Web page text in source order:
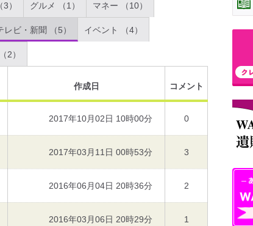
） グルメ （1） マネー （10）
レビ・新聞 （5） イベント （4）
2）
作成日 コメント
2017年10月02日 10時00分 0
2017年03月11日 00時53分 3
2016年06月04日 20時36分 2
2016年03月06日 20時29分 1